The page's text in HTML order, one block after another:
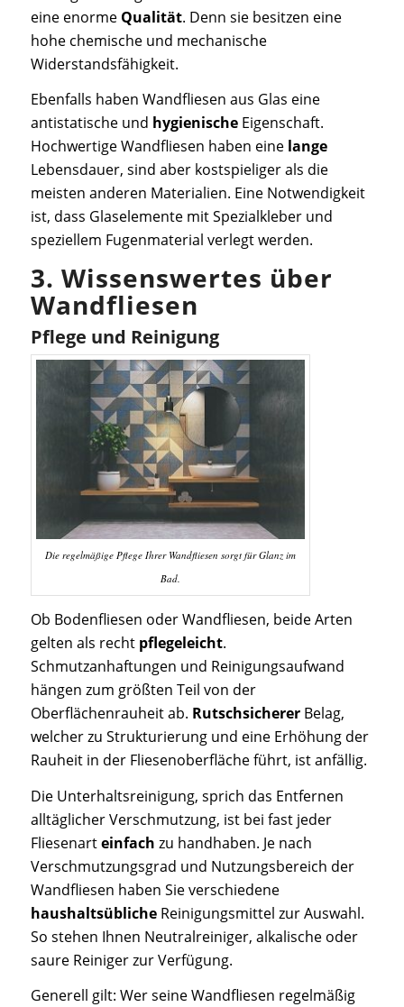
eine enorme Qualität. Denn sie besitzen eine
hohe chemische und mechanische
Widerstandsfähigkeit.
Ebenfalls haben Wandfliesen aus Glas eine
antistatische und hygienischeEigenschaft.
Hochwertige Wandfliesen haben eine lange
Lebensdauer, sind aber kostspieliger als die
meisten anderen Materialien. Eine Notwendigkeit
ist, dass Glaselemente mit Spezialkleber und
speziellem Fugenmaterial verlegt werden.
3. Wissenswertes über
Wandfliesen
Pflege und Reinigung
Die regelmäßige Pflege Ihrer Wandfliesen sorgt für Glanz im
Bad.
Ob Bodenfliesen oder Wandfliesen, beide Arten
gelten als recht pflegeleicht.
Schmutzanhaftungen und Reinigungsaufwand
hängen zum größten Teil von der
Oberflächenrauheit ab. RutschsichererBelag,
welcher zu Strukturierung und eine Erhöhung der
Rauheit in der Fliesenoberfläche führt, ist anfällig.
Die Unterhaltsreinigung, sprich das Entfernen
alltäglicher Verschmutzung, ist bei fast jeder
Fliesenarteinfach zu handhaben. Je nach
Verschmutzungsgrad und Nutzungsbereich der
Wandfliesen haben Sie verschiedene
haushaltsüblicheReinigungsmittel zur Auswahl.
So stehen Ihnen Neutralreiniger, alkalische oder
saure Reiniger zur Verfügung.
Generell gilt: Wer seine Wandfliesen regelmäßig